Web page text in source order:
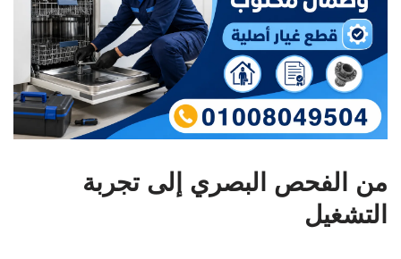
من الفحص البصري إلى تجربة
التشغيل